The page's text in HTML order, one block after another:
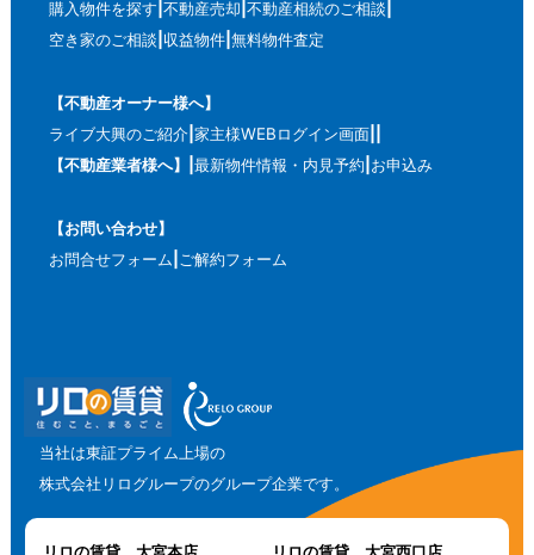
購入物件を探す 不動産売却 不動産相続のご相談
空き家のご相談 収益物件 無料物件査定
【不動産オーナー様へ】
ライブ大興のご紹介 家主様WEBログイン画面
【不動産業者様へ】
最新物件情報・内見予約 お申込み
【お問い合わせ】
お問合せフォーム ご解約フォーム
当社は東証プライム上場の
株式会社リログループのグループ企業です。